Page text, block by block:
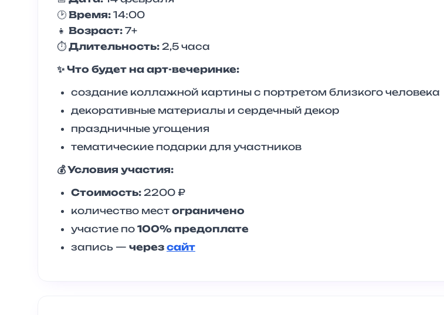
🕑 Время: 14:00
👧 Возраст: 7+
⏱ Длительность: 2,5 часа
✨ Что будет на арт-вечеринке:
создание коллажной картины с портретом близкого человека
декоративные материалы и сердечный декор
праздничные угощения
тематические подарки для участников
💰 Условия участия:
Стоимость: 2200 ₽
количество мест ограничено
участие по 100% предоплате
запись — через сайт